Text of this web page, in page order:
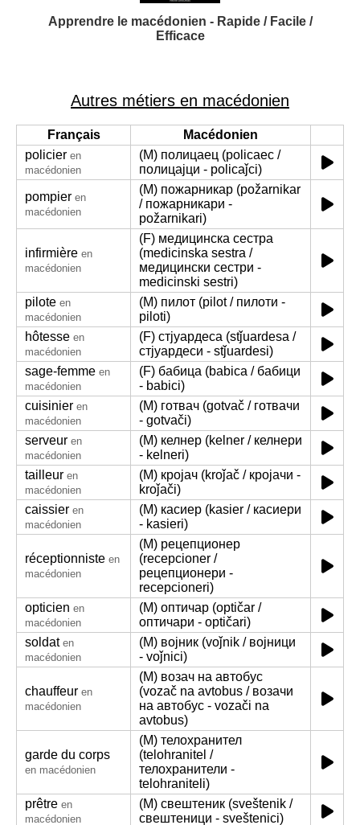
Apprendre le macédonien - Rapide / Facile /
Efficace
Autres métiers en macédonien
Français
Macédonien
policier en
macédonien
(M) полицаец (policaec /
полицајци - policaǰci)
pompier en
macédonien
(M) пожарникар (požarnikar
/ пожарникари -
požarnikari)
infirmière en
macédonien
(F) медицинска сестра
(medicinska sestra /
медицински сестри -
medicinski sestri)
pilote en
macédonien
(M) пилот (pilot / пилоти -
piloti)
hôtesse en
macédonien
(F) стјуардеса (stǰuardesa /
стјуардеси - stǰuardesi)
sage-femme en
macédonien
(F) бабица (babica / бабици
- babici)
cuisinier en
macédonien
(M) готвач (gotvač / готвачи
- gotvači)
serveur en
macédonien
(M) келнер (kelner / келнери
- kelneri)
tailleur en
macédonien
(M) кројач (kroǰač / кројачи -
kroǰači)
caissier en
macédonien
(M) касиер (kasier / касиери
- kasieri)
réceptionniste en
macédonien
(M) рецепционер
(recepcioner /
рецепционери -
recepcioneri)
opticien en
macédonien
(M) оптичар (optičar /
оптичари - optičari)
soldat en
macédonien
(M) војник (voǰnik / војници
- voǰnici)
chauffeur en
macédonien
(M) возач на автобус
(vozač na avtobus / возачи
на автобус - vozači na
avtobus)
garde du corps
en macédonien
(M) телохранител
(telohranitel /
телохранители -
telohraniteli)
prêtre en
macédonien
(M) свештеник (sveštenik /
свештеници - sveštenici)